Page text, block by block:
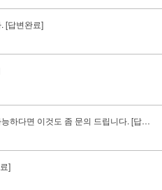
[답변완료]
하다면 이것도 좀 문의 드립니다. [답변완료]
]